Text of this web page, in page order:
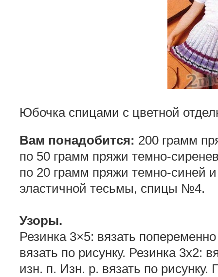
Юбочка спицами с цветной
Вам понадобится: 200 грамм
по 50 грамм пряжи темно-
по 20 грамм пряжи темно-синей
эластичной тесьмы, спицы №4.
Узоры.
Резинка 3×5: вязать
вязать по рисунку. Резинка 3х2:
изн. п. Изн. р. вязать по рисунку.